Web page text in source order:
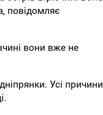
повідомляє
вони вже не
Усі причини